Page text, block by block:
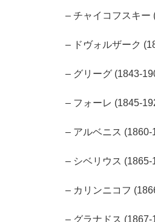
– チャイコフスキー
– ドヴォルザーク
– グリーグ (1843-
– フォーレ (1845-
– アルベニス (1860-
– シベリウス (1865-
– カリンニコフ
– グラナドス (1867-